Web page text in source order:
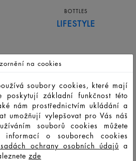
BOTTLES
LIFESTYLE
na cookies
soubory cookies, které mají
poskytují základní funkčnost této
nám prostřednictvím ukládání a
umožňují vylepšovat pro Vás náš
souborů cookies můžete
o souborech cookies
ochrany osobních údajů a
zde